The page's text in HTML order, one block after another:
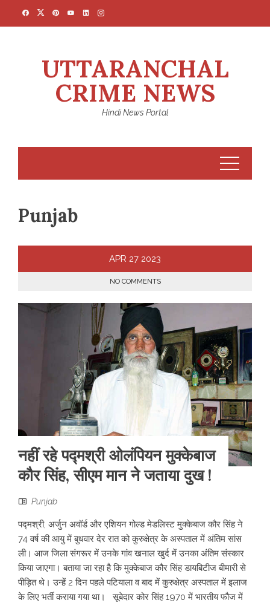
UTTARANCHAL
CRIME NEWS
Hindi News Portal
Punjab
APR 27 2023
NO COMMENTS
नहीं रहे पद्मश्री ओलंपियन मुक्केबाज
कौर सिंह, सीएम मान ने जताया दुख !
Punjab
पद्मश्री, अर्जुन अवॉर्ड और एशियन गोल्ड मेडलिस्ट मुक्केबाज कौर सिंह ने
74 वर्ष की आयु में बुधवार देर रात को कुरुक्षेत्र के अस्पताल में अंतिम सांस
ली। आज जिला संगरूर में उनके गांव खनाल खुर्द में उनका अंतिम संस्कार
किया जाएगा। बताया जा रहा है कि मुक्केबाज कौर सिंह डायबिटीज बीमारी से
पीड़ित थे। उन्हें 2 दिन पहले पटियाला व बाद में कुरुक्षेत्र अस्पताल में इलाज
के लिए भर्ती कराया गया था। सूबेदार कोर सिंह 1970 में भारतीय फौज में